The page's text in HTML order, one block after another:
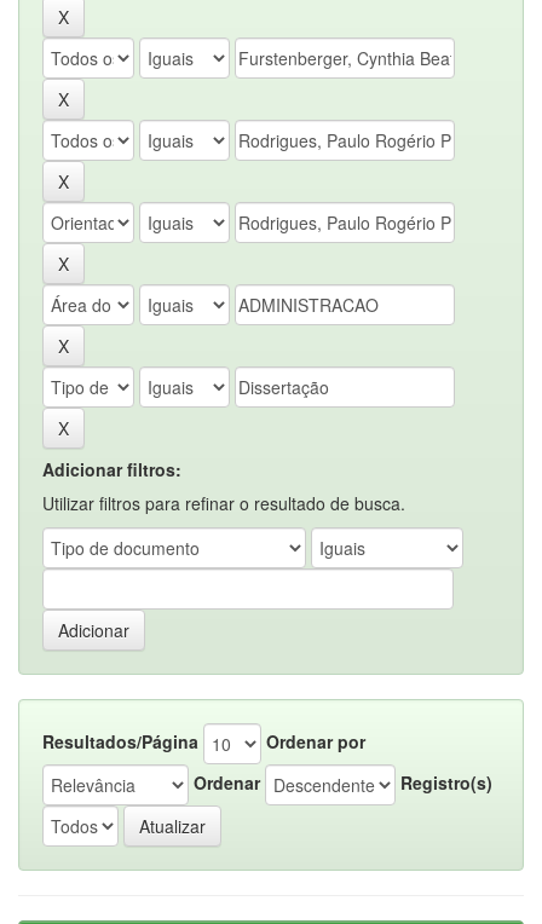
Adicionar filtros:
Utilizar filtros para refinar o resultado de busca.
Resultados/Página
Ordenar por
Ordenar
Registro(s)